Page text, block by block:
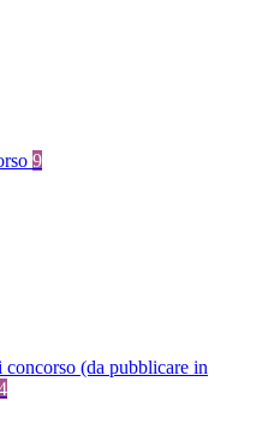
9
concorso (da pubblicare in